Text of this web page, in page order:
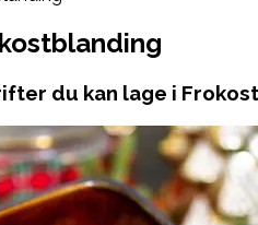
du kan lage i